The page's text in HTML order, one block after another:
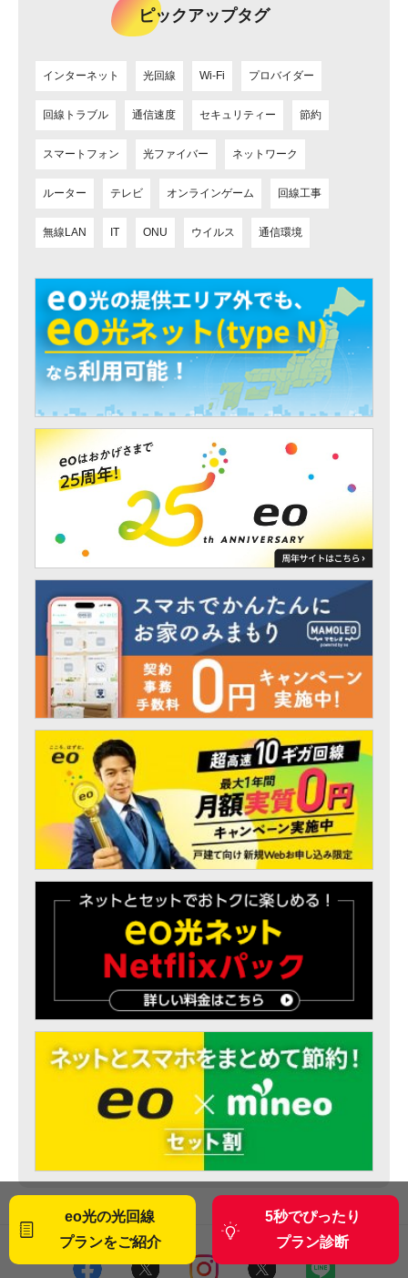
ピックアップタグ
インターネット 光回線 Wi-Fi プロバイダー
回線トラブル 通信速度 セキュリティー 節約
スマートフォン 光ファイバー ネットワーク
ルーター テレビ オンラインゲーム 回線工事
無線LAN IT ONU ウイルス 通信環境
eo光の光回線
プランをご紹介
5秒でぴったり
プラン診断